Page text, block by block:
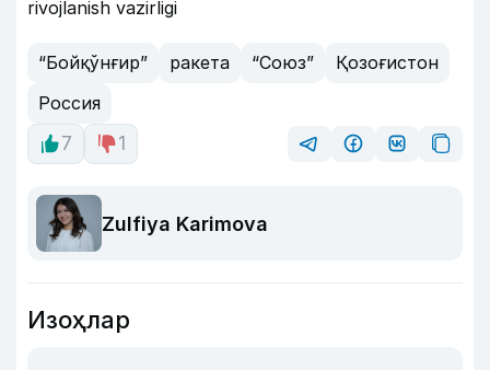
rivojlanish vazirligi
“Бойқўнғир” ракета “Союз”
Қозоғистон
Россия
7
1
Zulfiya Karimova
Изоҳлар